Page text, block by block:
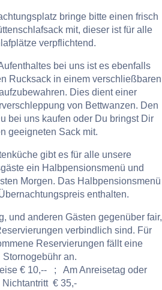
bringe bitte einen frisch
mit, dieser ist für alle
verpflichtend.
bei uns ist es ebenfalls
Rucksack in einem verschließbaren
Dies dient einer
von Bettwanzen. Den
bei uns kaufen oder Du bringst Dir
geeigneten Sack mit.
gibt es für alle unsere
ein Halbpensionsmenü und
Morgen. Das Halbpensionsmenü
enthalten.
und anderen Gästen gegenüber fair,
verbindlich sind. Für
Reservierungen fällt eine
Stornogebühr an.
€ 10,-- ; Am Anreisetag oder
Nichtantritt € 35,-